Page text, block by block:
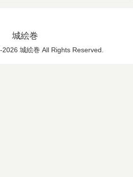
城絵巻
城絵巻 All Rights Reserved.